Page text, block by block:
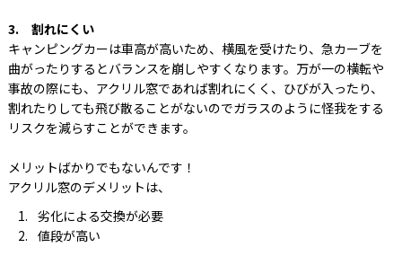
3. 割れにくい
キャンピングカーは車高が高いため、横風を受けたり、急カーブを
曲がったりするとバランスを崩しやすくなります。万が一の横転や
事故の際にも、アクリル窓であれば割れにくく、ひびが入ったり、
割れたりしても飛び散ることがないのでガラスのように怪我をする
リスクを減らすことができます。
メリットばかりでもないんです！
アクリル窓のデメリットは、
劣化による交換が必要
値段が高い